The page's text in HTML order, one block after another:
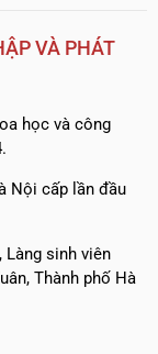
VÀ PHÁT
học và công
Nội cấp lần đầu
Làng sinh viên
Thành phố Hà